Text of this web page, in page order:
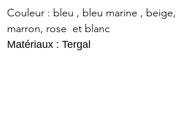
Couleur : bleu , bleu marine , beige,
marron, rose et blanc
Matériaux : Tergal